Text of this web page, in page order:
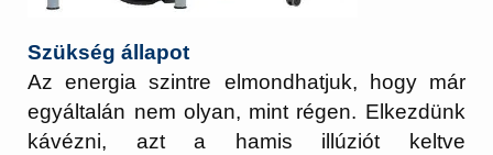
Szükség állapot
Az energia szintre elmondhatjuk, hogy már
egyáltalán nem olyan, mint régen. Elkezdünk
kávézni, azt a hamis illúziót keltve